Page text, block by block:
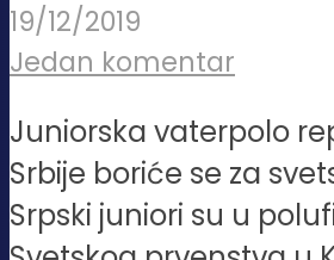
19/12/2019
Jedan komentar
Juniorska vaterpolo
Srbije boriće se za
Srpski juniori su u